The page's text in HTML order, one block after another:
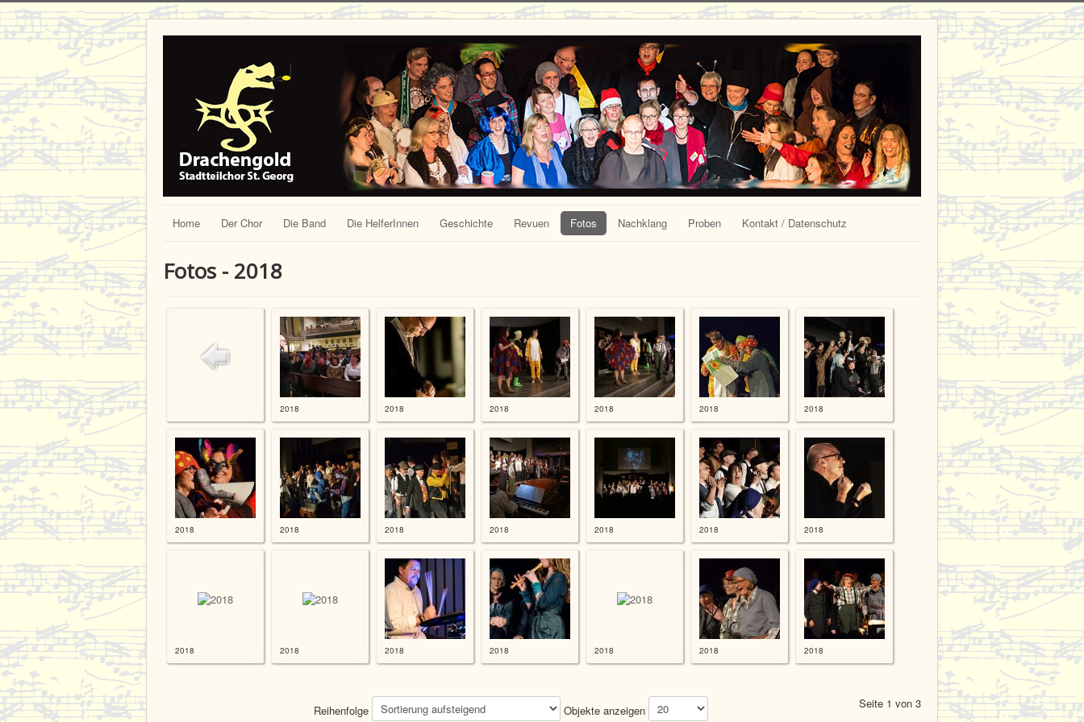
Home Der Chor Die Band Die HelferInnen Geschichte Revuen Fotos Nachklang Proben Kontakt / Datenschutz
Fotos - 2018
2018 2018 2018 2018 2018 2018
2018 2018 2018 2018 2018 2018 2018
2018 2018 2018 2018 2018 2018 2018
Reihenfolge Objekte anzeigen Seite 1 von 3